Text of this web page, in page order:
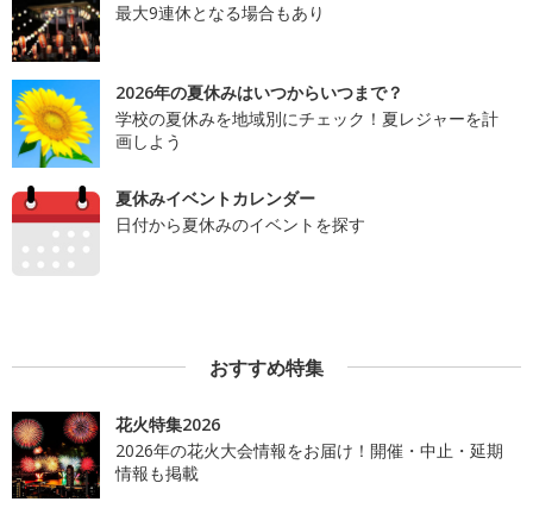
最大9連休となる場合もあり
2026年の夏休みはいつからいつまで？
学校の夏休みを地域別にチェック！夏レジャーを計
画しよう
夏休みイベントカレンダー
日付から夏休みのイベントを探す
おすすめ特集
花火特集2026
2026年の花火大会情報をお届け！開催・中止・延期
情報も掲載